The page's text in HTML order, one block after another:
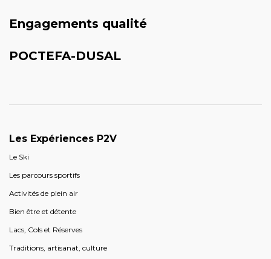
Engagements qualité
POCTEFA-DUSAL
Les Expériences P2V
Le Ski
Les parcours sportifs
Activités de plein air
Bien être et détente
Lacs, Cols et Réserves
Traditions, artisanat, culture